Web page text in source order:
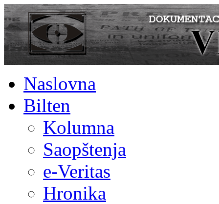
Naslovna
Bilten
Kolumna
Saopštenja
e-Veritas
Hronika